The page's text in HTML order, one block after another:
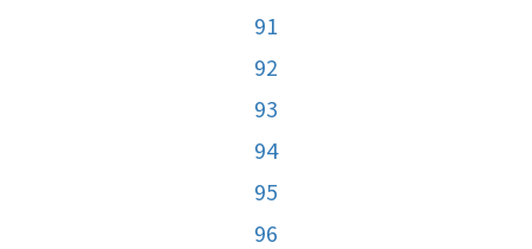
91
92
93
94
95
96